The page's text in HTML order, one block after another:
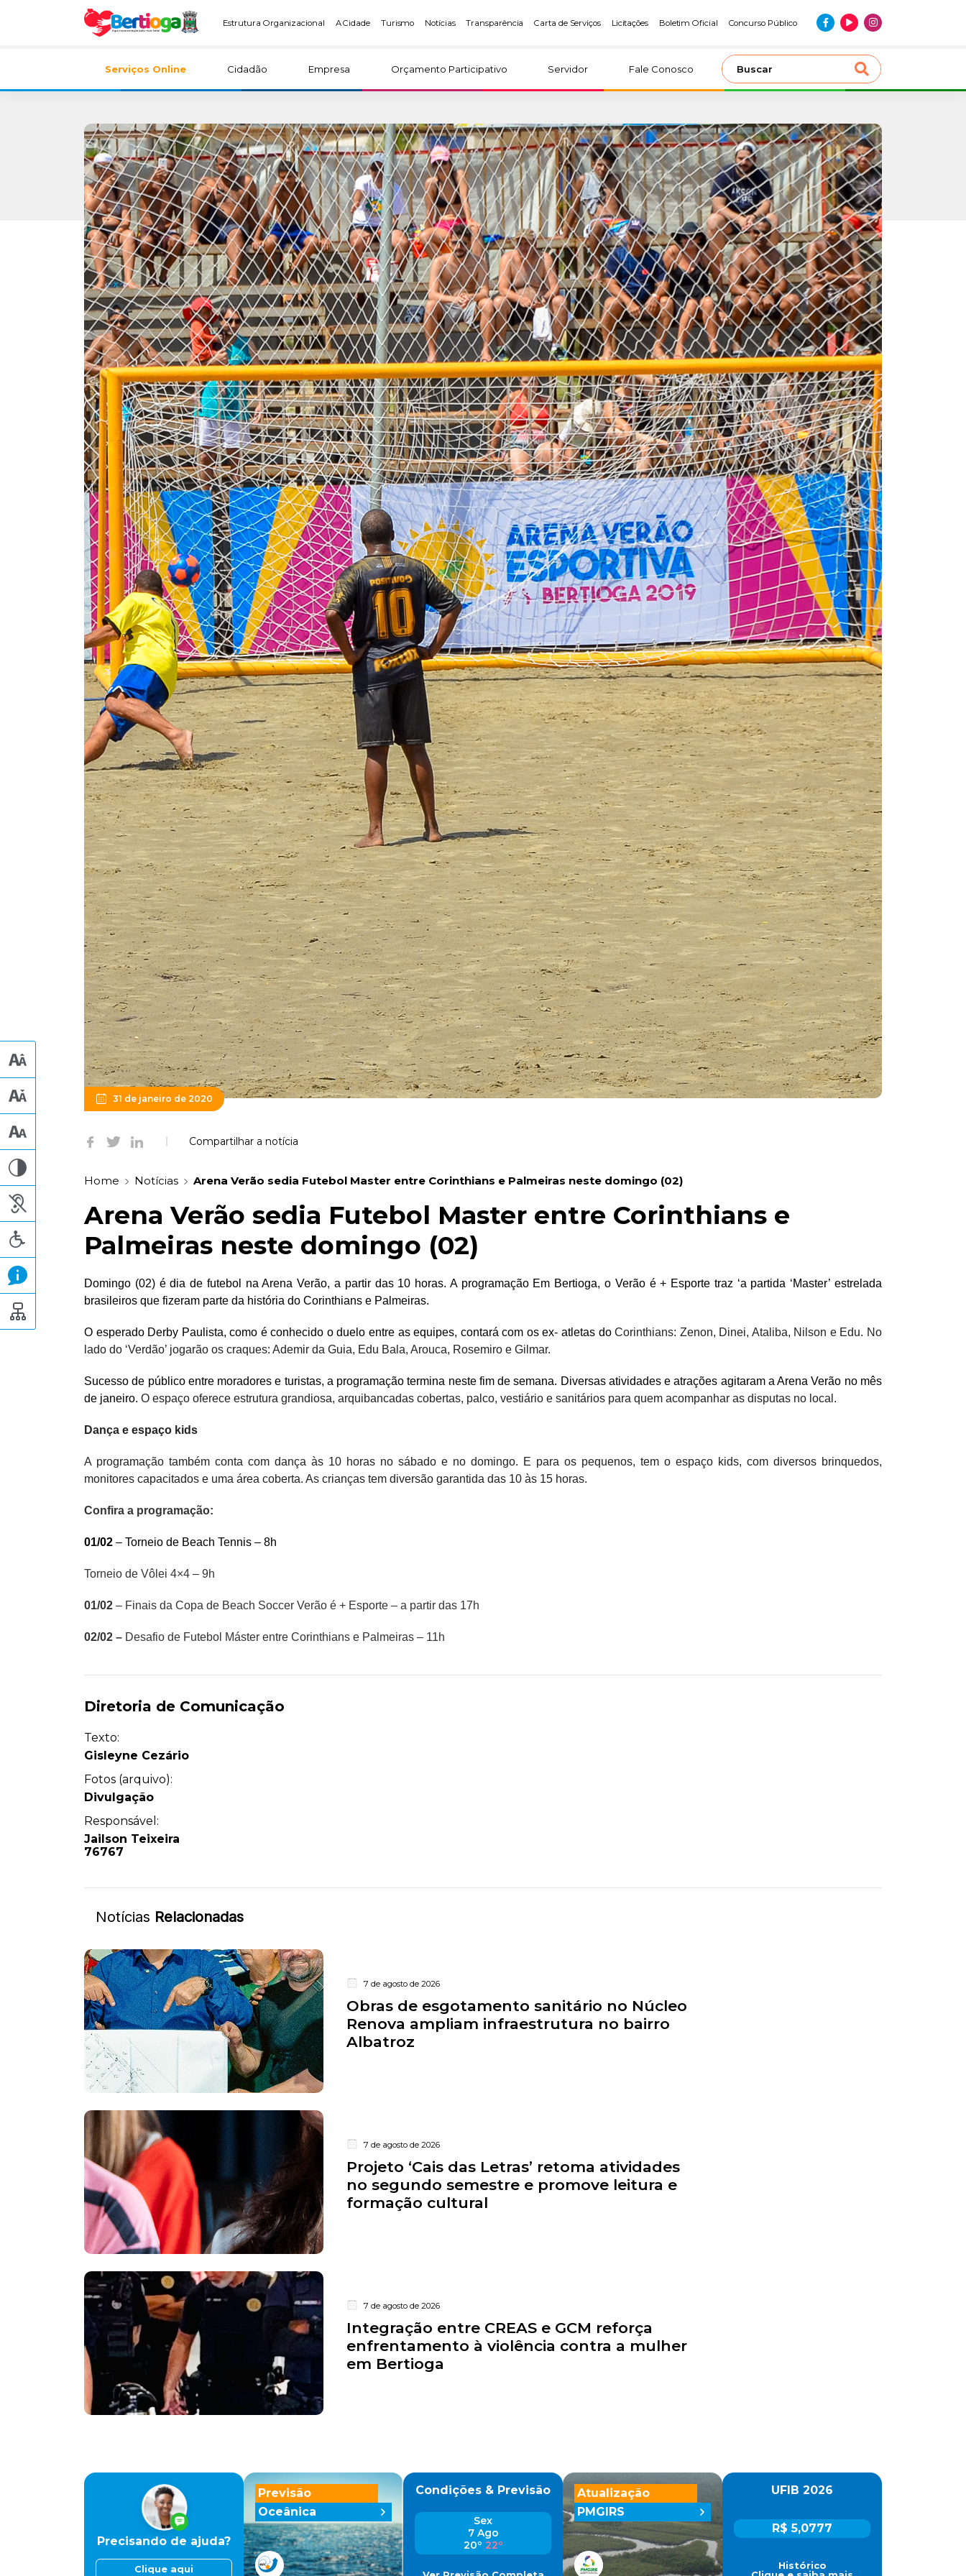
Estrutura Organizacional A Cidade Turismo Notícias Transparência Carta de Serviços Licitações Boletim Oficial Concurso Público
Serviços Online Cidadão Empresa Orçamento Participativo Servidor Fale Conosco
31 de janeiro de 2020
Compartilhar a notícia
Home Notícias Arena Verão sedia Futebol Master entre Corinthians e Palmeiras neste domingo (02)
Arena Verão sedia Futebol Master entre Corinthians e
Palmeiras neste domingo (02)
Domingo (02) é dia de futebol na Arena Verão, a partir das 10 horas. A programação Em Bertioga, o Verão é + Esporte traz ‘a partida ‘Master’ estrelada
brasileiros que fizeram parte da história do Corinthians e Palmeiras.
O esperado Derby Paulista, como é conhecido o duelo entre as equipes, contará com os ex- atletas doCorinthians: Zenon, Dinei, Ataliba, Nilson e Edu. No
lado do ‘Verdão’ jogarão os craques: Ademir da Guia, Edu Bala, Arouca, Rosemiro e Gilmar.
Sucesso de público entre moradores e turistas, a programação termina neste fim de semana. Diversas atividades e atrações agitaram a Arena Verão no mês
de janeiro. O espaço oferece estrutura grandiosa, arquibancadas cobertas, palco, vestiário e sanitários para quem acompanhar as disputas no local.
Dança e espaço kids
A programação também conta com dança às 10 horas no sábado e no domingo. E para os pequenos, tem o espaço kids, com diversos brinquedos,
monitores capacitados e uma área coberta. As crianças tem diversão garantida das 10 às 15 horas.
Confira a programação:
01/02 – Torneio de Beach Tennis – 8h
Torneio de Vôlei 4×4 – 9h
01/02 – Finais da Copa de Beach Soccer Verão é + Esporte – a partir das 17h
02/02 – Desafio de Futebol Máster entre Corinthians e Palmeiras – 11h
Diretoria de Comunicação
Texto:
Gisleyne Cezário
Fotos (arquivo):
Divulgação
Responsável:
Jailson Teixeira
76767
Notícias Relacionadas
7 de agosto de 2026
Obras de esgotamento sanitário no Núcleo
Renova ampliam infraestrutura no bairro
Albatroz
7 de agosto de 2026
Projeto ‘Cais das Letras’ retoma atividades
no segundo semestre e promove leitura e
formação cultural
7 de agosto de 2026
Integração entre CREAS e GCM reforça
enfrentamento à violência contra a mulher
em Bertioga
Previsão
Oceânica
Precisando de ajuda?
Clique aqui
Condições & Previsão
Sex
7 Ago
20º 22º
UFIB 2026
R$ 5,0777
Histórico
Atualização
PMGIRS